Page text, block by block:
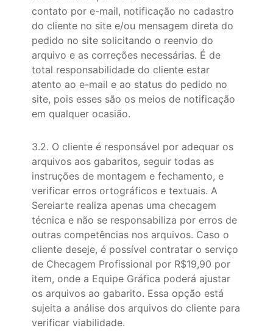
contato por e-mail, notificação no cadastro
do cliente no site e/ou mensagem direta do
pedido no site solicitando o reenvio do
arquivo e as correções necessárias. É de
total responsabilidade do cliente estar
atento ao e-mail e ao status do pedido no
site, pois esses são os meios de notificação
em qualquer ocasião.
3.2. O cliente é responsável por adequar os
arquivos aos gabaritos, seguir todas as
instruções de montagem e fechamento, e
verificar erros ortográficos e textuais. A
Sereiarte realiza apenas uma checagem
técnica e não se responsabiliza por erros de
outras competências nos arquivos. Caso o
cliente deseje, é possível contratar o serviço
de Checagem Profissional por R$19,90 por
item, onde a Equipe Gráfica poderá ajustar
os arquivos ao gabarito. Essa opção está
sujeita a análise dos arquivos do cliente para
verificar viabilidade.